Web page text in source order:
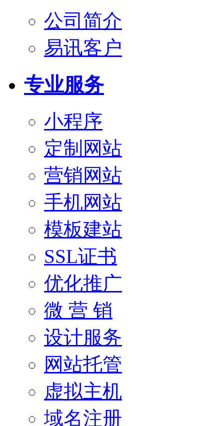
公司简介
易讯客户
专业服务
小程序
定制网站
营销网站
手机网站
模板建站
SSL证书
优化推广
微 营 销
设计服务
网站托管
虚拟主机
域名注册